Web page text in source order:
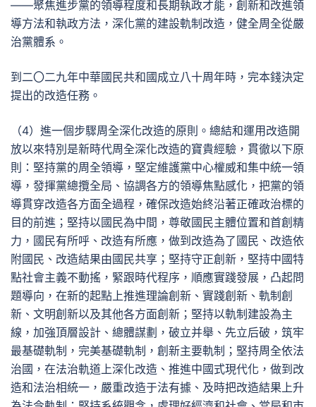
——聚焦進步黨的領導程度和長期執政才能，創新和改進領
導方法和執政方法，深化黨的建設軌制改造，健全周全從嚴
治黨體系。
到二〇二九年中華國民共和國成立八十周年時，完本錢決定
提出的改造任務。
（4）進一個步驟周全深化改造的原則。總結和運用改造開
放以來特別是新時代周全深化改造的寶貴經驗，貫徹以下原
則：堅持黨的周全領導，堅定維護黨中心權威和集中統一領
導，發揮黨總攬全局、協調各方的領導焦點感化，把黨的領
導貫穿改造各方面全過程，確保改造始終沿著正確政治標的
目的前進；堅持以國民為中間，尊敬國民主體位置和首創精
力，國民有所呼、改造有所應，做到改造為了國民、改造依
附國民、改造結果由國民共享；堅持守正創新，堅持中國特
點社會主義不動搖，緊跟時代程序，順應實踐發展，凸起問
題導向，在新的起點上推進理論創新、實踐創新、軌制創
新、文明創新以及其他各方面創新；堅持以軌制建設為主
線，加強頂層設計、總體謀劃，破立并舉、先立后破，筑牢
最基礎軌制，完美基礎軌制，創新主要軌制；堅持周全依法
治國，在法治軌道上深化改造、推進中國式現代化，做到改
造和法治相統一，嚴重改造于法有據、及時把改造結果上升